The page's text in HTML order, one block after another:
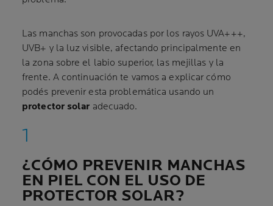
Las manchas son provocadas por los rayos UVA+++,
UVB+ y la luz visible, afectando principalmente en
la zona sobre el labio superior, las mejillas y la
frente. A continuación te vamos a explicar cómo
podés prevenir esta problemática usando un
protector solar adecuado.
¿CÓMO PREVENIR MANCHAS
EN PIEL CON EL USO DE
PROTECTOR SOLAR?